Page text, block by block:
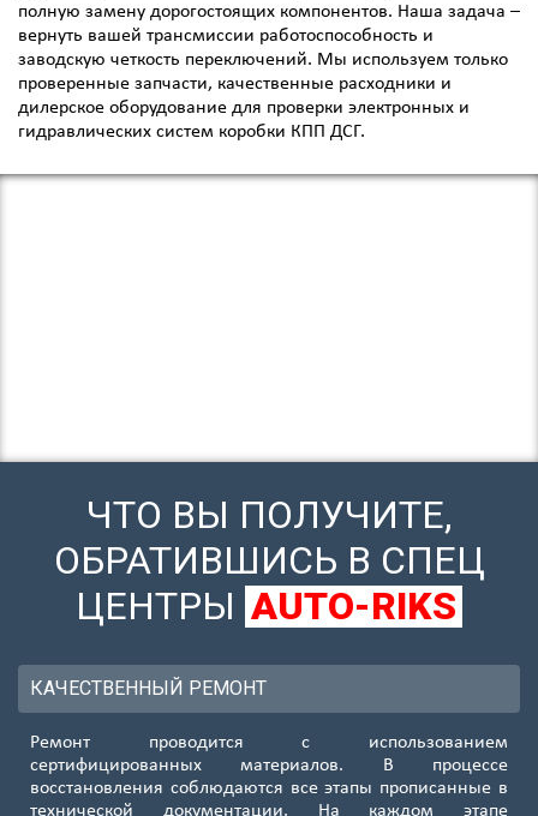
полную замену дорогостоящих компонентов. Наша задача –
вернуть вашей трансмиссии работоспособность и
заводскую четкость переключений. Мы используем только
проверенные запчасти, качественные расходники и
дилерское оборудование для проверки электронных и
гидравлических систем коробки КПП ДСГ.
ЧТО ВЫ ПОЛУЧИТЕ,
ОБРАТИВШИСЬ В СПЕЦ
ЦЕНТРЫ AUTO-RIKS
КАЧЕСТВЕННЫЙ РЕМОНТ
Ремонт проводится с использованием
сертифицированных материалов. В процессе
восстановления соблюдаются все этапы прописанные в
технической документации. На каждом этапе